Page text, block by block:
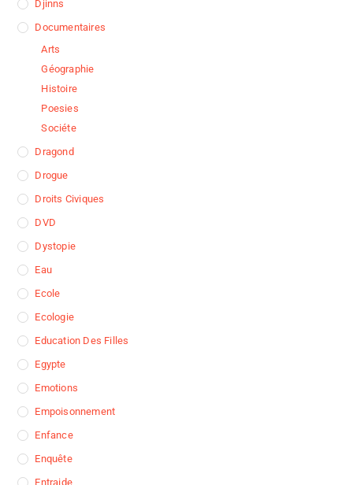
Djinns
Documentaires
Arts
Géographie
Histoire
Poesies
Sociéte
Dragond
Drogue
Droits Civiques
DVD
Dystopie
Eau
Ecole
Ecologie
Education Des Filles
Egypte
Emotions
Empoisonnement
Enfance
Enquête
Entraide